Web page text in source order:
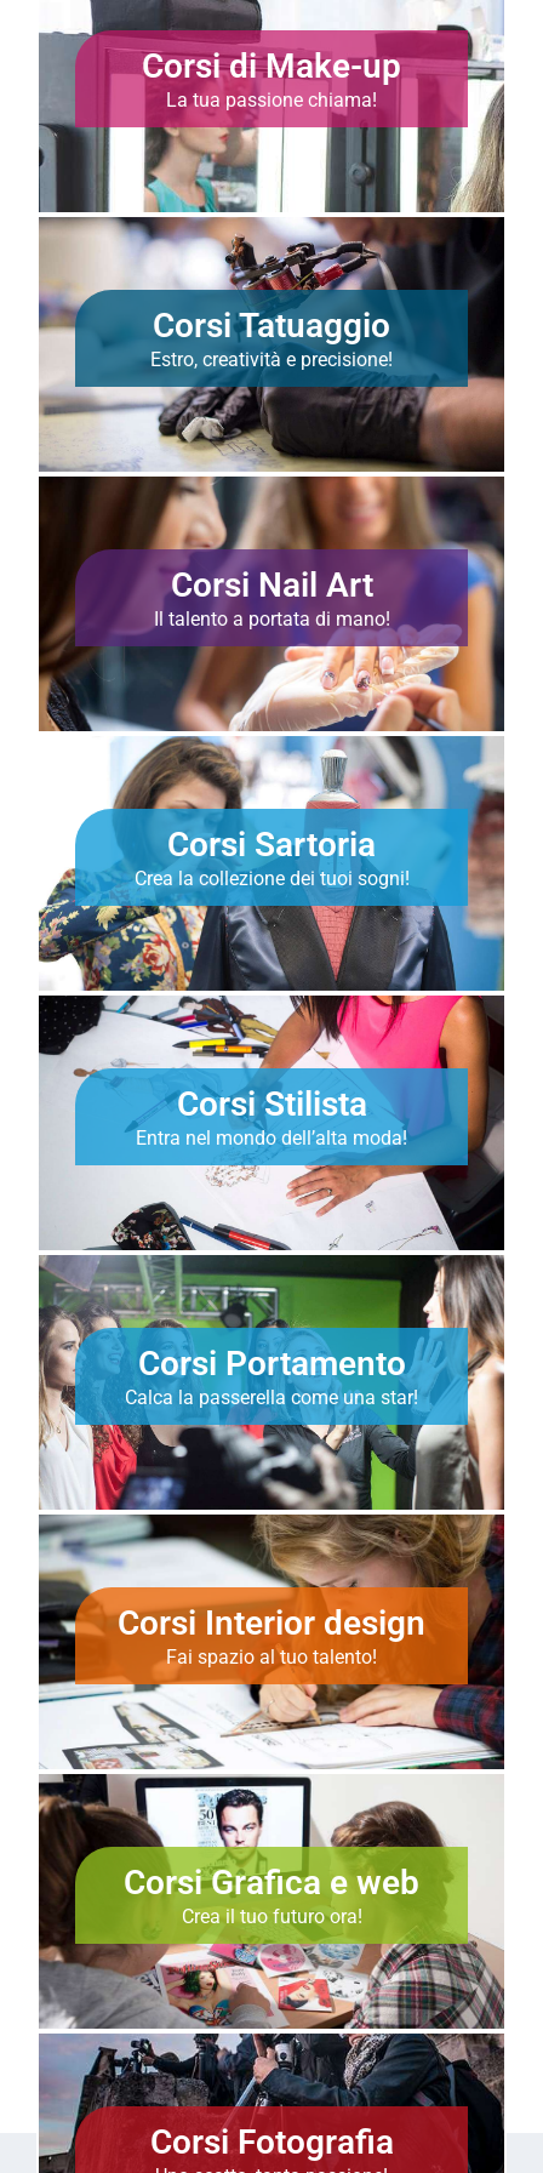
Corsi di Make-up
La tua passione chiama!
Corsi Tatuaggio
Estro, creatività e precisione!
Corsi Nail Art
Il talento a portata di mano!
Corsi Sartoria
Crea la collezione dei tuoi sogni!
Corsi Stilista
Entra nel mondo dell’alta moda!
Corsi Portamento
Calca la passerella come una star!
Corsi Interior design
Fai spazio al tuo talento!
Corsi Grafica e web
Crea il tuo futuro ora!
Corsi Fotografia